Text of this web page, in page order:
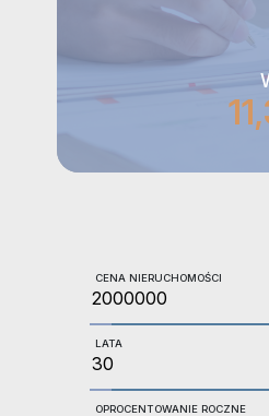
CENA NIERUCHOMOŚCI
LATA
OPROCENTOWANIE ROCZNE